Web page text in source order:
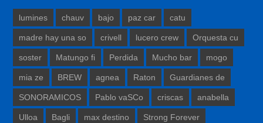
lumines chauv bajo paz car catu
madre hay una so crivell lucero crew Orquesta cu
soster Matungo fi Perdida Mucho bar mogo
mia ze BREW agnea Raton Guardianes de
SONORAMICOS Pablo vaSCo criscas anabella
Ulloa Bagli max destino Strong Forever